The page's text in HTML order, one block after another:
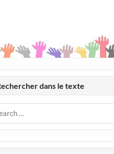
dans le texte